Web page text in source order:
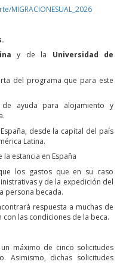
MIGRACIONESUAL_2026
y de la Universidad de
del programa que para este
ayuda para alojamiento y
desde la capital del país
Latina.
estancia en España
los gastos que en su caso
y de la expedición del
persona becada.
respuesta a muchas de
las condiciones de la beca.
máximo de cinco solicitudes
Asimismo, dichas solicitudes